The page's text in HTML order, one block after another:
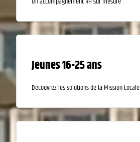
Jeunes 16-25 ans
Découvrez les solutions de la Mission Locale